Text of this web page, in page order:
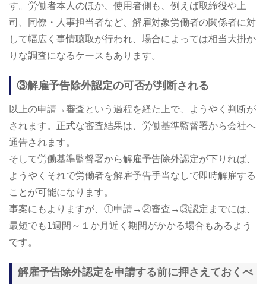
す。労働者本人のほか、使用者側も、例えば取締役や上
司、同僚・人事担当者など、解雇対象労働者の関係者に対
して幅広く事情聴取が行われ、場合によっては相当大掛か
りな調査になるケースもあります。
③解雇予告除外認定の可否が判断される
以上の申請→審査という過程を経た上で、ようやく判断が
されます。正式な審査結果は、労働基準監督署から会社へ
通告されます。
そして労働基準監督署から解雇予告除外認定が下りれば、
ようやくそれで労働者を解雇予告手当なしで即時解雇する
ことが可能になります。
事案にもよりますが、①申請→②審査→③認定までには、
最短でも1週間～１か月近く期間がかかる場合もあるよう
です。
解雇予告除外認定を申請する前に押さえておくべ